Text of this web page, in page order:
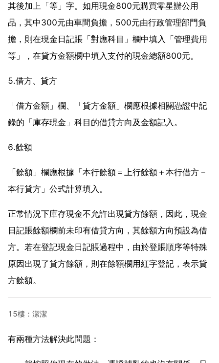
其後加上「等」字。如用現金800元購買零星辦公用
品，其中300元由車間負擔，500元由行政管理部門負
擔，則在現金日記賬「對應科目」欄中填入「管理費用
等」，在貸方金額欄中填入支付的現金總額800元。
5.借方、貸方
「借方金額」欄、「貸方金額」欄應根據相關憑證中記
錄的「庫存現金」科目的借貸方向及金額記入。
6.餘額
「餘額」欄應根據「本行餘額＝上行餘額＋本行借方－
本行貸方」公式計算填入。
正常情況下庫存現金不允許出現貸方餘額，因此，現金
日記賬餘額欄前未印有借貸方向，其餘額方向預設為借
方。若在登記現金日記賬過程中，由於登賬順序等特殊
原因出現了貸方餘額，則在餘額欄用紅字登記，表示貸
方餘額。
15樓：潔潔
有兩種方法解決此問題：